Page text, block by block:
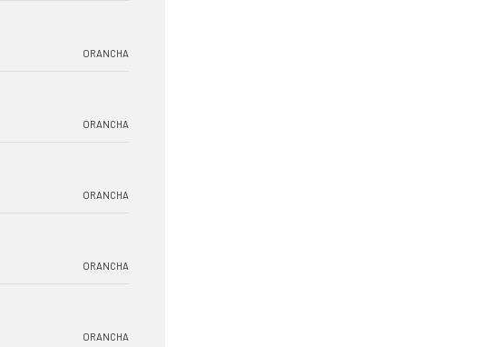
ORANCHA
ORANCHA
ORANCHA
ORANCHA
ORANCHA